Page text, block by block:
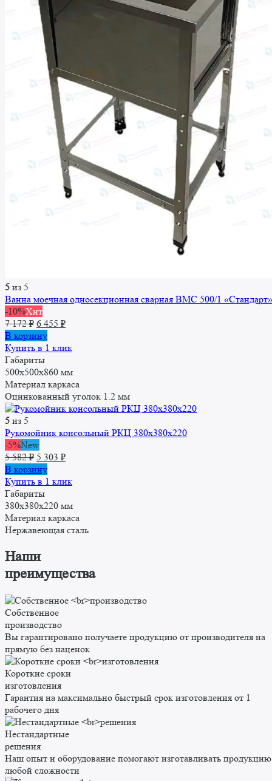
5 из 5
Ванна моечная односекционная сварная ВМC 500/1 «Стандарт»
-10%Хит
7 172₽ Первоначальная
цена
составляла
7
172 ₽.
6 455 ₽Текущая
6
В корзину
Купить в 1 клик
Габариты
500x500x860 мм
Материал каркаса
Оцинкованный уголок 1.2 мм
5 из 5
Рукомойник консольный РКЦ 380x380x220
-5%New
5 582₽ Первоначальная
цена
составляла
5
582 ₽.
5 303 ₽Текущая
5
В корзину
Купить в 1 клик
Габариты
380х380х220 мм
Материал каркаса
Нержавеющая сталь
Наши
преимущества
Собственное
производство
Вы гарантировано получаете продукцию от производителя на
прямую без наценок
Короткие сроки
изготовления
Гарантия на максимально быстрый срок изготовления от 1
рабочего дня
Нестандартные
решения
Наш опыт и оборудование помогают изготавливать продукцию
любой сложности